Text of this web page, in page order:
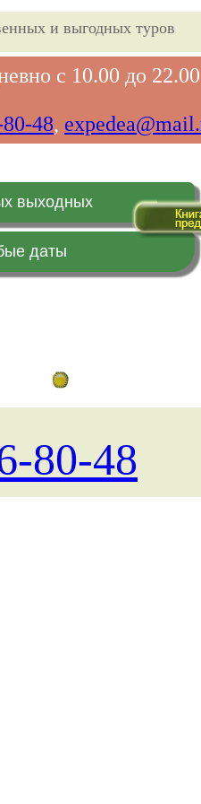
и выгодных туров
с 10.00 до 22.00
48,
выходных
даты
80-48